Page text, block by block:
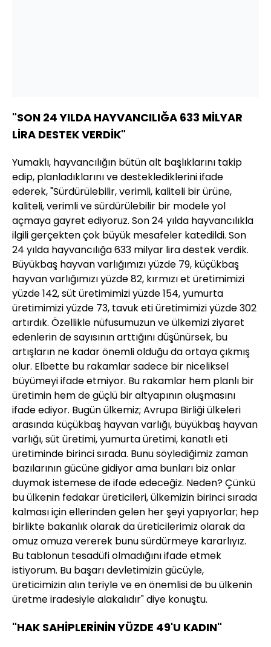
"SON 24 YILDA HAYVANCILIĞA 633 MİLYAR
LİRA DESTEK VERDİK"
Yumaklı, hayvancılığın bütün alt başlıklarını takip
edip, planladıklarını ve desteklediklerini ifade
ederek, "Sürdürülebilir, verimli, kaliteli bir ürüne,
kaliteli, verimli ve sürdürülebilir bir modele yol
açmaya gayret ediyoruz. Son 24 yılda hayvancılıkla
ilgili gerçekten çok büyük mesafeler katedildi. Son
24 yılda hayvancılığa 633 milyar lira destek verdik.
Büyükbaş hayvan varlığımızı yüzde 79, küçükbaş
hayvan varlığımızı yüzde 82, kırmızı et üretimimizi
yüzde 142, süt üretimimizi yüzde 154, yumurta
üretimimizi yüzde 73, tavuk eti üretimimizi yüzde 302
artırdık. Özellikle nüfusumuzun ve ülkemizi ziyaret
edenlerin de sayısının arttığını düşünürsek, bu
artışların ne kadar önemli olduğu da ortaya çıkmış
olur. Elbette bu rakamlar sadece bir niceliksel
büyümeyi ifade etmiyor. Bu rakamlar hem planlı bir
üretimin hem de güçlü bir altyapının oluşmasını
ifade ediyor. Bugün ülkemiz; Avrupa Birliği ülkeleri
arasında küçükbaş hayvan varlığı, büyükbaş hayvan
varlığı, süt üretimi, yumurta üretimi, kanatlı eti
üretiminde birinci sırada. Bunu söylediğimiz zaman
bazılarının gücüne gidiyor ama bunları biz onlar
duymak istemese de ifade edeceğiz. Neden? Çünkü
bu ülkenin fedakar üreticileri, ülkemizin birinci sırada
kalması için ellerinden gelen her şeyi yapıyorlar; hep
birlikte bakanlık olarak da üreticilerimiz olarak da
omuz omuza vererek bunu sürdürmeye kararlıyız.
Bu tablonun tesadüfi olmadığını ifade etmek
istiyorum. Bu başarı devletimizin gücüyle,
üreticimizin alın teriyle ve en önemlisi de bu ülkenin
üretme iradesiyle alakalıdır" diye konuştu.
"HAK SAHİPLERİNİN YÜZDE 49'U KADIN"